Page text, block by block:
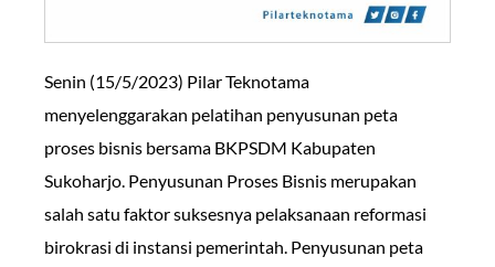
Senin (15/5/2023) Pilar Teknotama
menyelenggarakan pelatihan penyusunan peta
proses bisnis bersama BKPSDM Kabupaten
Sukoharjo. Penyusunan Proses Bisnis merupakan
salah satu faktor suksesnya pelaksanaan reformasi
birokrasi di instansi pemerintah. Penyusunan peta